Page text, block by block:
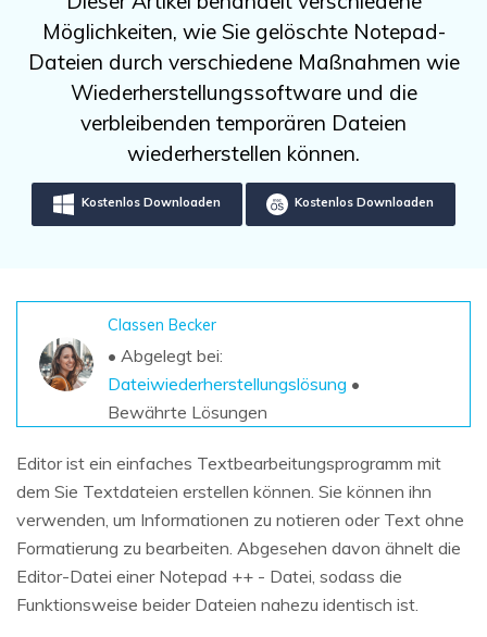
Unbegrenzte Daten vom Mac-System
wiederherstellen
Kostenlos Testen
Recoverit kostenlos
Verlorene/gel?schte Daten kostenlos
wiederherstellen
Weitere Produkte
Repairit - Datenreparatur
Datenverlust-Szenarien
ALLE FUNKTIONEN ENTDECKEN
Aktuelles Thema
Sign In
search
Möglichkeiten, wie Sie gelöschte Notepad-
Dateien durch verschiedene Maßnahmen wie
Wiederherstellungssoftware und die
verbleibenden temporären Dateien
wiederherstellen können.
Kostenlos Downloaden Kostenlos Downloaden
Classen Becker
• Abgelegt bei:
Dateiwiederherstellungslösung •
Bewährte Lösungen
Editor ist ein einfaches Textbearbeitungsprogramm mit
dem Sie Textdateien erstellen können. Sie können ihn
verwenden, um Informationen zu notieren oder Text ohne
Formatierung zu bearbeiten. Abgesehen davon ähnelt die
Editor-Datei einer Notepad ++ - Datei, sodass die
Funktionsweise beider Dateien nahezu identisch ist.